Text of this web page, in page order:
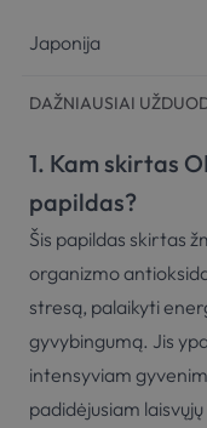
Japonija
DAŽNIAUSIAI
1. Kam skirtas
papildas?
Šis papildas skirtas
organizmo
stresą, palaikyti
gyvybingumą. Jis
intensyviam
padidėjusiam